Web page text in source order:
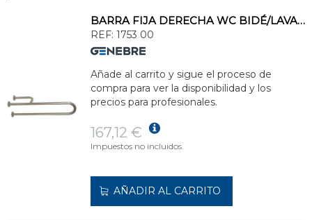
BARRA FIJA DERECHA WC BIDÉ/LAVABO
REF: 1753 00
Añade al carrito y sigue el proceso de
compra para ver la disponibilidad y los
precios para profesionales.
167,12 €
Impuestos no incluidos.
AÑADIR AL CARRITO